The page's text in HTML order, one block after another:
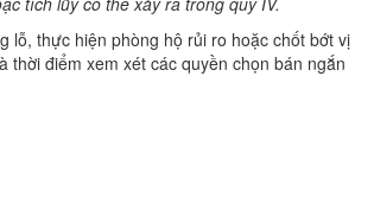
lỗ, thực hiện phòng hộ rủi ro hoặc chốt bớt vị
điểm xem xét các quyền chọn bán ngắn